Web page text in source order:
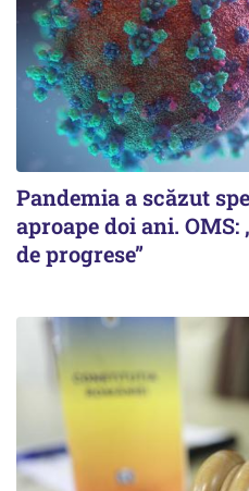
Pandemia a scăzut
aproape doi ani.
de progrese”